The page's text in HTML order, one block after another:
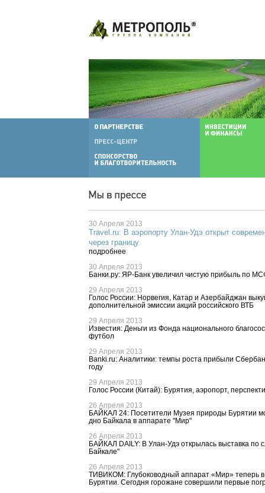
30 Апреля 2013
Travel.ru: В аэропорту Улан-Удэ открыт
через границу
подробнее
30 Апреля 2013
Банки.ру: ЯР-Банк увеличил чистую прибыль по
29 Апреля 2013
Голос России: Норвегия, Катар и Азербайджан
дополнительной эмиссии акций российского ВТБ
29 Апреля 2013
Известия: Деньги из Фонда национального
футбол
29 Апреля 2013
Banki.ru: Аналитики: темпы роста прибыли
году
29 Апреля 2013
Голос России (Китай): Бурятия, аэропорт,
26 Апреля 2013
БАЙКАЛ 24: Посетители Музея природы Бурятии
дно Байкала в аппарате "Мир"
26 Апреля 2013
БАЙКАЛ DAILY: В Улан-Удэ открылась выставка по
Байкале"
26 Апреля 2013
ТИВИКОМ: Глубоководный аппарат «Мир» теперь
Бурятии. Сегодня горожане совершили первые